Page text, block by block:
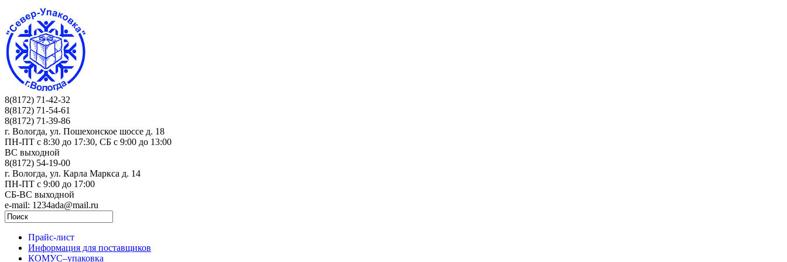
8(8172) 71-42-32
8(8172) 71-54-61
8(8172) 71-39-86
г. Вологда, ул. Пошехонское шоссе д. 18
ПН-ПТ c 8:30 до 17:30, СБ с 9:00 до 13:00
ВС выходной
8(8172) 54-19-00
г. Вологда, ул. Карла Маркса д. 14
ПН-ПТ c 9:00 до 17:00
СБ-ВС выходной
e-mail: 1234ada@mail.ru
Прайс-лист
Информация для поставщиков
КОМУС–упаковка